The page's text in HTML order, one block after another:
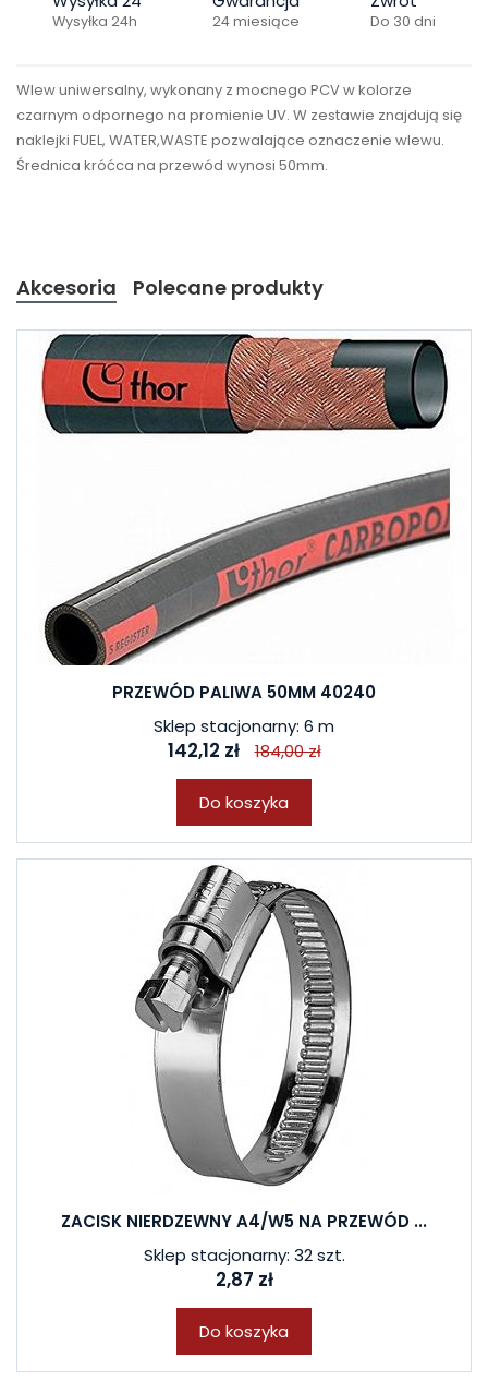
Wysyłka 24h 24 miesiące Do 30 dni
Wlew uniwersalny, wykonany z mocnego PCV w kolorze
czarnym odpornego na promienie UV. W zestawie znajdują się
naklejki FUEL, WATER,WASTE pozwalające oznaczenie wlewu.
Średnica króćca na przewód wynosi 50mm.
Akcesoria Polecane produkty
PRZEWÓD PALIWA 50MM 40240
Sklep stacjonarny: 6 m
142,12 zł 184,00 zł
Do koszyka
ZACISK NIERDZEWNY A4/W5 NA PRZEWÓD ...
Sklep stacjonarny: 32 szt.
2,87 zł
Do koszyka